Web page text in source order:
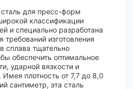
для пресс-форм
классификации
и специально разработана
требований изготовления
сплава тщательно
обеспечить оптимальное
ударной вязкости и
плотность от 7,7 до 8,0
сантиметр, эта сталь